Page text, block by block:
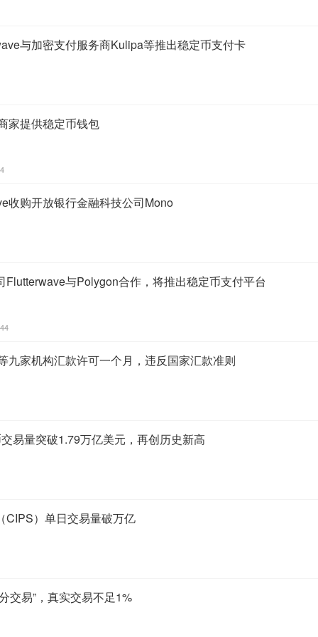
与加密支付服务商Kulipa等推出稳定币支付卡
家提供稳定币钱包
收购开放银行金融科技公司Mono
Flutterwave与Polygon合作，将推出稳定币支付平台
九家机构汇款许可一个月，违反国家汇款准则
易量突破1.79万亿美元，再创历史新高
CIPS）单日交易量破万亿
交易”，真实交易不足1%